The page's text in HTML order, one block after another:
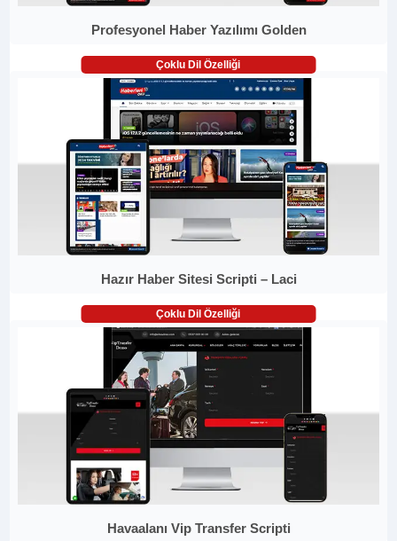
Profesyonel Haber Yazılımı Golden
Çoklu Dil Özelliği
Hazır Haber Sitesi Scripti – Laci
Çoklu Dil Özelliği
Havaalanı Vip Transfer Scripti